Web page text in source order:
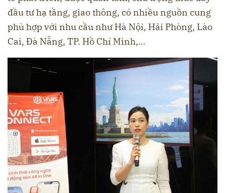
đầu tư hạ tầng, giao thông, có nhiều nguồn cung
phù hợp với nhu cầu như Hà Nội, Hải Phòng, Lào
Cai, Đà Nẵng, TP. Hồ Chí Minh,…